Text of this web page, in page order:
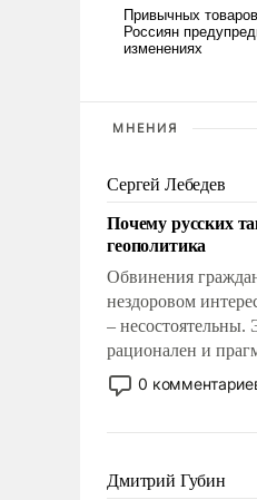
МНЕНИЯ
Сергей Лебедев
Почему русских
геополитика
Обвинения
нездоровом
– несостоятельны.
рационален и
обусловлен
выживания в
знанием, что
имеет свойство
0
Дмитрий Губин